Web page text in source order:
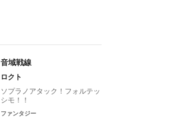
音域戦線
ロクト
ソプラノアタック！フォルテッ
シモ！！
ファンタジー